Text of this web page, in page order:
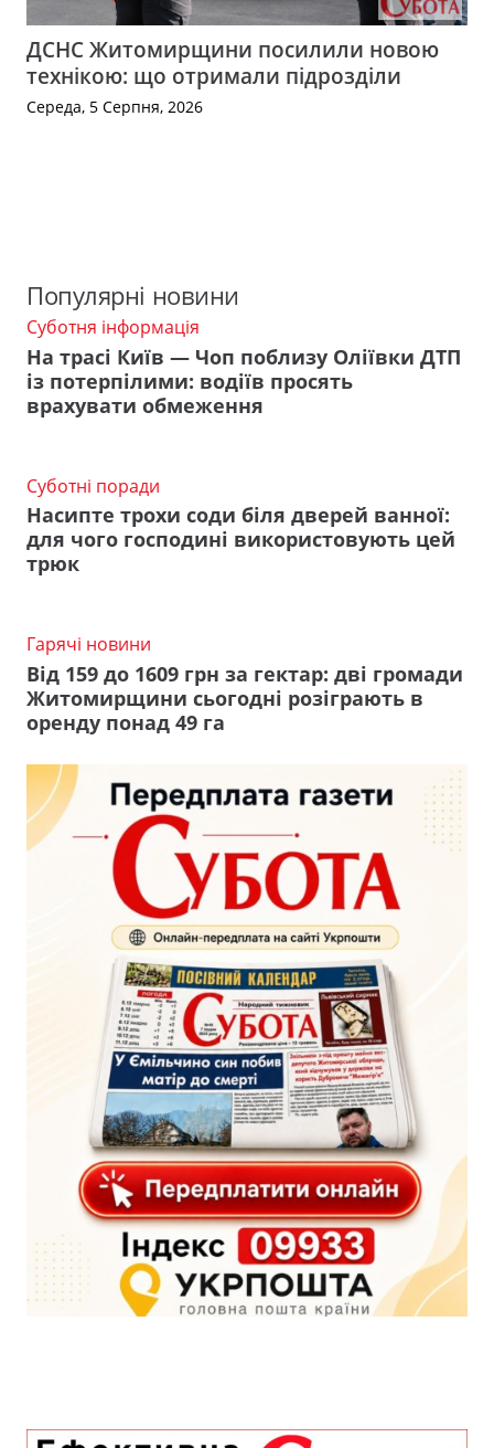
ДСНС Житомирщини посилили новою
технікою: що отримали підрозділи
Середа, 5 Серпня, 2026
Популярні новини
Суботня інформація
На трасі Київ — Чоп поблизу Оліївки ДТП
із потерпілими: водіїв просять
врахувати обмеження
Суботні поради
Насипте трохи соди біля дверей ванної:
для чого господині використовують цей
трюк
Гарячі новини
Від 159 до 1609 грн за гектар: дві громади
Житомирщини сьогодні розіграють в
оренду понад 49 га